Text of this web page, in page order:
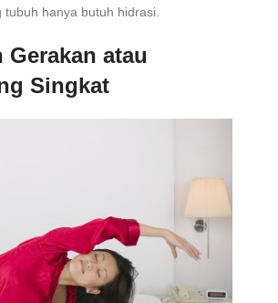
tubuh hanya butuh hidrasi.
Gerakan atau
Singkat